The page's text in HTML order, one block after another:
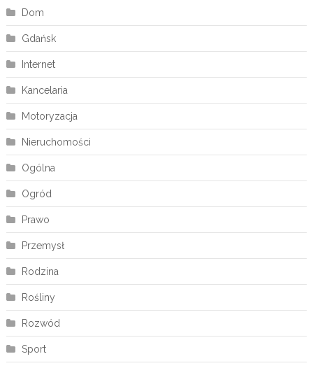
Dom
Gdańsk
Internet
Kancelaria
Motoryzacja
Nieruchomości
Ogólna
Ogród
Prawo
Przemysł
Rodzina
Rośliny
Rozwód
Sport